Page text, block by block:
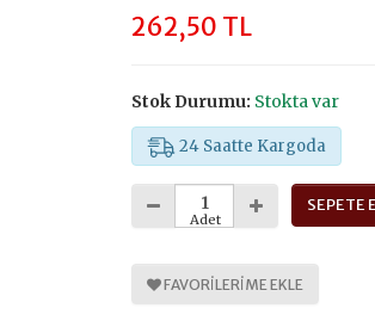
262,50 TL
Stok Durumu: Stokta var
24 Saatte Kargoda
Adet
SEPETE
FAVORILERIME EKLE